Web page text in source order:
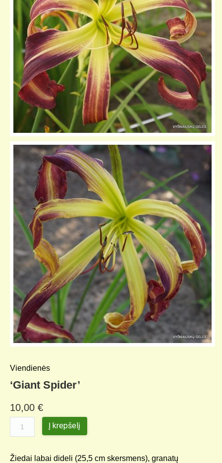
KELIONIŲ GALERIJA
Viendienės
‘Giant Spider’
10,00 €
Į krepšelį
Žiedai labai dideli (25,5 cm skersmens), granatų